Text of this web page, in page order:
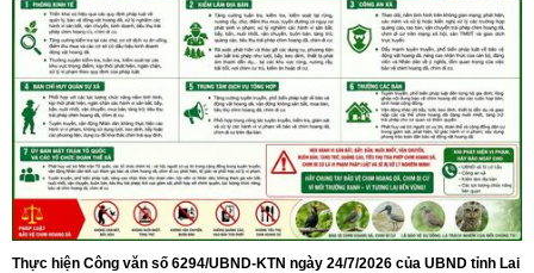
Thực hiện Công văn số 6294/UBND-KTN ngày 24/7/2026 của UBND tỉnh Lai